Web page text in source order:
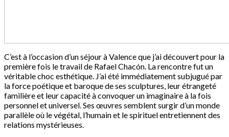
C’est à l’occasion d’un séjour à Valence que j’ai découvert pour la
première fois le travail de Rafael Chacón. La rencontre fut un
véritable choc esthétique. J’ai été immédiatement subjugué par
la force poétique et baroque de ses sculptures, leur étrangeté
familière et leur capacité à convoquer un imaginaire à la fois
personnel et universel. Ses œuvres semblent surgir d’un monde
parallèle où le végétal, l’humain et le spirituel entretiennent des
relations mystérieuses.